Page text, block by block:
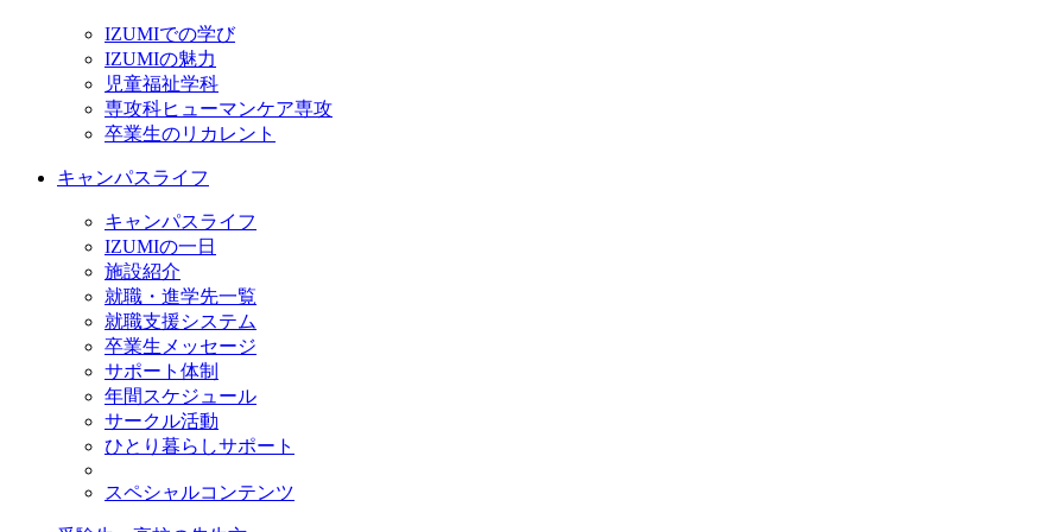
IZUMIでの学び
IZUMIの魅力
児童福祉学科
専攻科ヒューマンケア専攻
卒業生のリカレント
キャンパスライフ
キャンパスライフ
IZUMIの一日
施設紹介
就職・進学先一覧
就職支援システム
卒業生メッセージ
サポート体制
年間スケジュール
サークル活動
ひとり暮らしサポート
スペシャルコンテンツ